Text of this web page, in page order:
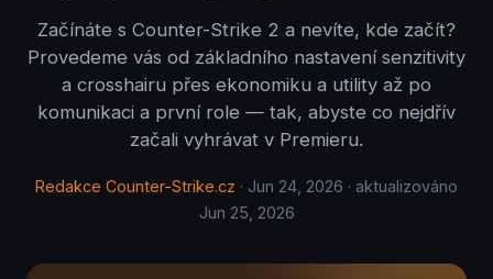
Začínáte s Counter-Strike 2 a nevíte, kde začít?
Provedeme vás od základního nastavení senzitivity
a crosshairu přes ekonomiku a utility až po
komunikaci a první role — tak, abyste co nejdřív
začali vyhrávat v Premieru.
Redakce Counter-Strike.cz · Jun 24, 2026 · aktualizováno
Jun 25, 2026